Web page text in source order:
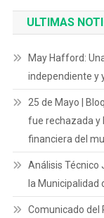
ULTIMAS
May Hafford:
independiente y
25 de Mayo |
fue rechazada y
financiera del
Análisis Técnico
la Municipalidad
Comunicado del